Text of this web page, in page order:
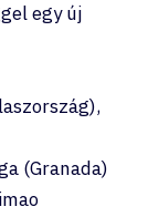
egy új
(Granada)